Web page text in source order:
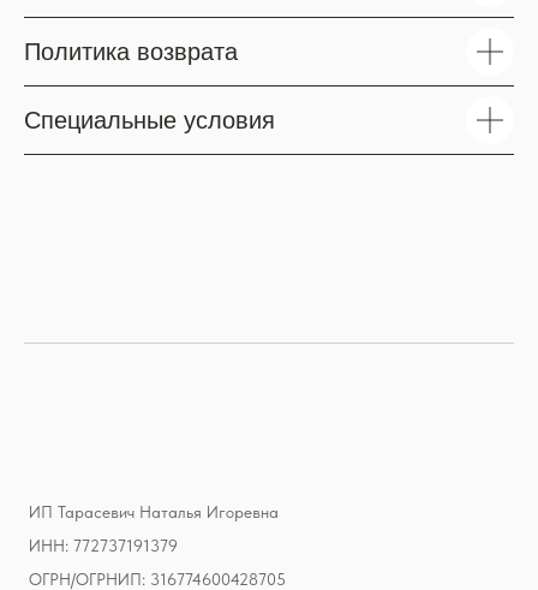
Политика возврата
Специальные условия
ИП Тарасевич Наталья Игоревна
ИНН: 772737191379
ОГРН/ОГРНИП: 316774600428705